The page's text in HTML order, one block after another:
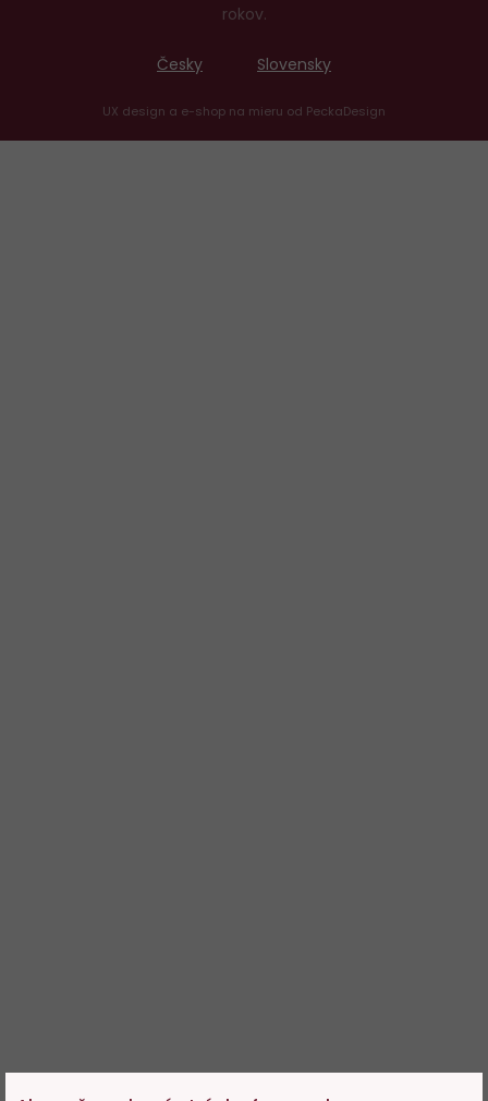
rokov.
Česky Slovensky
UX design a e-shop na mieru od PeckaDesign